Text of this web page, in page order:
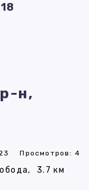
н,
Просмотров: 4
3.7 км